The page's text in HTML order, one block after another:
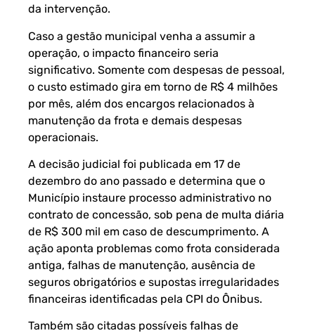
da intervenção.
Caso a gestão municipal venha a assumir a
operação, o impacto financeiro seria
significativo. Somente com despesas de pessoal,
o custo estimado gira em torno de R$ 4 milhões
por mês, além dos encargos relacionados à
manutenção da frota e demais despesas
operacionais.
A decisão judicial foi publicada em 17 de
dezembro do ano passado e determina que o
Município instaure processo administrativo no
contrato de concessão, sob pena de multa diária
de R$ 300 mil em caso de descumprimento. A
ação aponta problemas como frota considerada
antiga, falhas de manutenção, ausência de
seguros obrigatórios e supostas irregularidades
financeiras identificadas pela CPI do Ônibus.
Também são citadas possíveis falhas de